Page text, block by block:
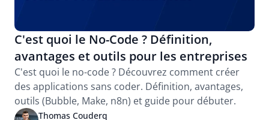
C'est quoi le No-Code ? Définition,
avantages et outils pour les entreprises
C'est quoi le no-code ? Découvrez comment créer
des applications sans coder. Définition, avantages,
outils (Bubble, Make, n8n) et guide pour débuter.
Thomas Couderq